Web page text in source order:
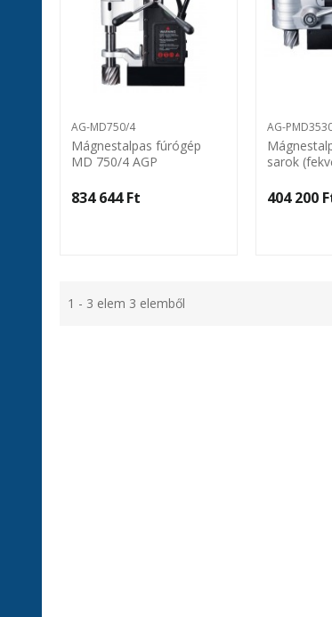
AG-MD750/4
Mágnestalpas fúrógép
MD 750/4 AGP
834 644 Ft‎
AG-
sarok
404 200
1 - 3 elem 3 elemből